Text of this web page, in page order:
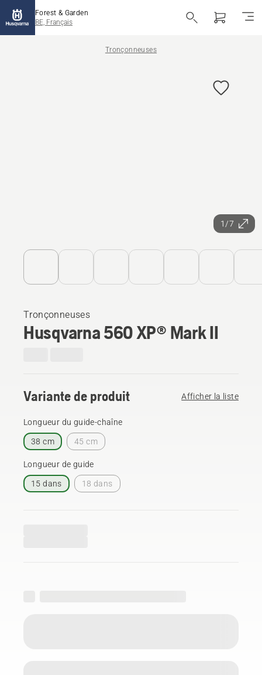
Forest & Garden
BE, Français
Tronçonneuses
1/7
Tronçonneuses
Husqvarna 560 XP® Mark II
Variante de produit Afficher la liste
Longueur du guide-chaîne
38 cm 45 cm
Longueur de guide
15 dans 18 dans